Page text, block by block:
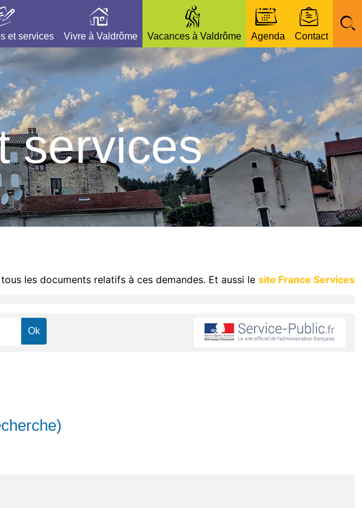
et services Vivre à Valdrôme Vacances à Valdrôme Agenda Contact
services
les documents relatifs à ces demandes. Et aussi le site France Services